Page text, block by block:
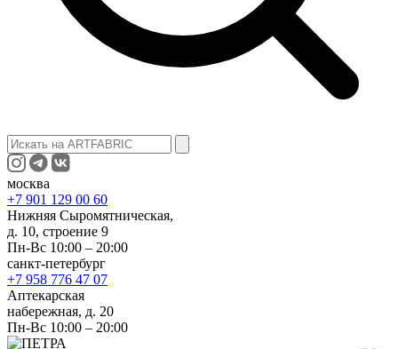
москва
+7 901 129 00 60
Нижняя Сыромятническая,
д. 10, строение 9
Пн-Вс 10:00 – 20:00
санкт-петербург
+7 958 776 47 07
Аптекарская
набережная, д. 20
Пн-Вс 10:00 – 20:00